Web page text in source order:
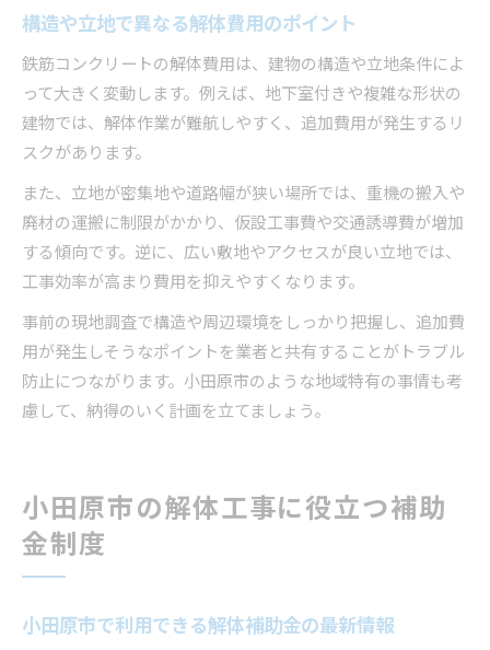
構造や立地で異なる解体費用のポイント
鉄筋コンクリートの解体費用は、建物の構造や立地条件によ
って大きく変動します。例えば、地下室付きや複雑な形状の
建物では、解体作業が難航しやすく、追加費用が発生するリ
スクがあります。
また、立地が密集地や道路幅が狭い場所では、重機の搬入や
廃材の運搬に制限がかかり、仮設工事費や交通誘導費が増加
する傾向です。逆に、広い敷地やアクセスが良い立地では、
工事効率が高まり費用を抑えやすくなります。
事前の現地調査で構造や周辺環境をしっかり把握し、追加費
用が発生しそうなポイントを業者と共有することがトラブル
防止につながります。小田原市のような地域特有の事情も考
慮して、納得のいく計画を立てましょう。
小田原市の解体工事に役立つ補助
金制度
小田原市で利用できる解体補助金の最新情報